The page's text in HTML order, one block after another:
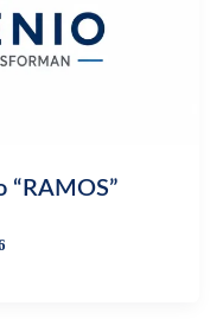
“RAMOS”